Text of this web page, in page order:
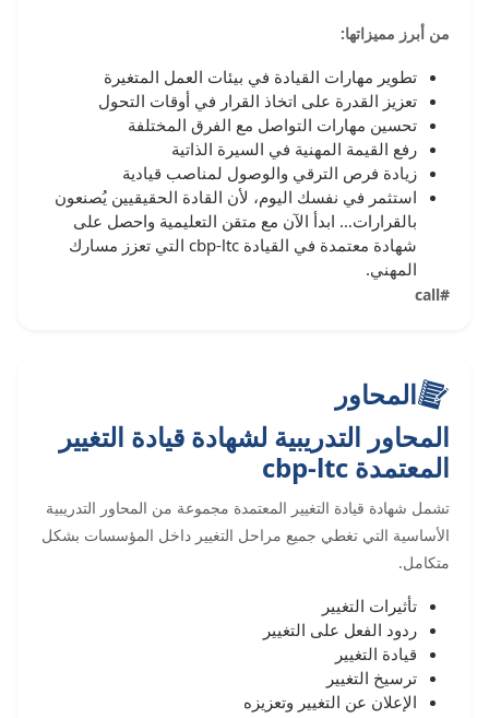
من أبرز مميزاتها:
تطوير مهارات القيادة في بيئات العمل المتغيرة
تعزيز القدرة على اتخاذ القرار في أوقات التحول
تحسين مهارات التواصل مع الفرق المختلفة
رفع القيمة المهنية في السيرة الذاتية
زيادة فرص الترقي والوصول لمناصب قيادية
استثمر في نفسك اليوم، لأن القادة الحقيقيين يُصنعون
بالقرارات… ابدأ الآن مع متقن التعليمية واحصل على
شهادة معتمدة في القيادة cbp-ltc التي تعزز مسارك
المهني.
#call
المحاور
المحاور التدريبية لشهادة قيادة التغيير
المعتمدة cbp-ltc
تشمل شهادة قيادة التغيير المعتمدة مجموعة من المحاور التدريبية
الأساسية التي تغطي جميع مراحل التغيير داخل المؤسسات بشكل
متكامل.
تأثيرات التغيير
ردود الفعل على التغيير
قيادة التغيير
ترسيخ التغيير
الإعلان عن التغيير وتعزيزه